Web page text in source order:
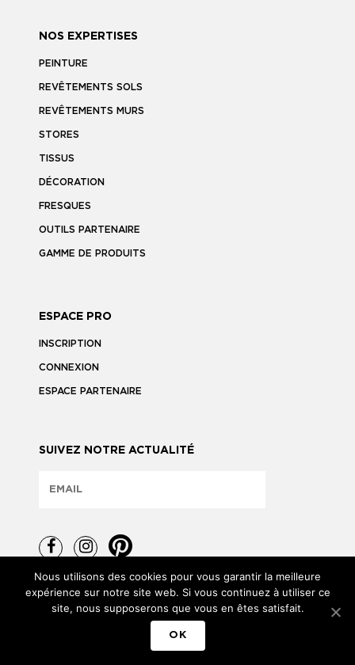
NOS EXPERTISES
PEINTURE
REVÊTEMENTS SOLS
REVÊTEMENTS MURS
STORES
TISSUS
DÉCORATION
FRESQUES
OUTILS PARTENAIRE
GAMME DE PRODUITS
ESPACE PRO
INSCRIPTION
CONNEXION
ESPACE PARTENAIRE
SUIVEZ NOTRE ACTUALITÉ
TOUS DROITS RÉSERVÉS © 2026
Nous utilisons des cookies pour vous garantir la meilleure
expérience sur notre site web. Si vous continuez à utiliser ce
site, nous supposerons que vous en êtes satisfait.
OK